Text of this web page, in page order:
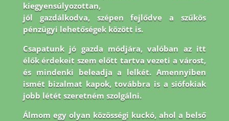
kiegyensúlyozottan,
jól gazdálkodva, szépen fejlődve a szűkös
pénzügyi lehetőségek között is.
Csapatunk jó gazda módjára, valóban az itt
élők érdekeit szem előtt tartva vezeti a várost,
és mindenki beleadja a lelkét. Amennyiben
ismét bizalmat kapok, továbbra is a siófokiak
jobb létét szeretném szolgálni.
Álmom egy olyan közösségi kuckó, ahol a belső